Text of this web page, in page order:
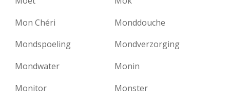
Mon Chéri
Monddouche
Mondspoeling
Mondverzorging
Mondwater
Monin
Monitor
Monster